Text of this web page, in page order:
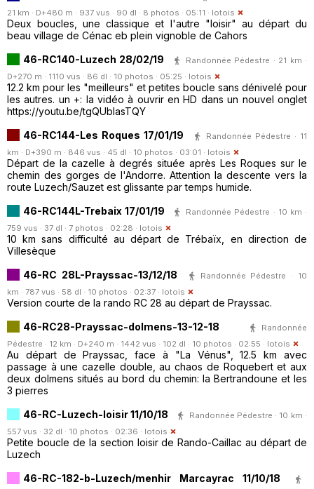
21 km · D+480 m · 937 vus · 90 dl · 8 photos · 05:11 · lotois
Deux boucles, une classique et l'autre "loisir" au départ du
beau village de Cénac eb plein vignoble de Cahors
46-RC140-Luzech 28/02/19
Randonnée Pédestre · 21 km ·
D+270 m · 1110 vus · 86 dl · 10 photos · 05:25 · lotois
12.2 km pour les "meilleurs" et petites boucle sans dénivelé pour
les autres. un +: la vidéo à ouvrir en HD dans un nouvel onglet
https://youtu.be/tgQUbIasTQY
46-RC144-Les Roques 17/01/19
Randonnée Pédestre · 11
km · D+390 m · 846 vus · 45 dl · 10 photos · 03:01 · lotois
Départ de la cazelle à degrés située après Les Roques sur le
chemin des gorges de l'Andorre. Attention la descente vers la
route Luzech/Sauzet est glissante par temps humide.
46-RC144L-Trebaix 17/01/19
Randonnée Pédestre · 10 km ·
759 vus · 37 dl · 7 photos · 02:28 · lotois
10 km sans difficulté au départ de Trébaïx, en direction de
Villesèque
46-RC 28L-Prayssac-13/12/18
Randonnée Pédestre · 10
km · 787 vus · 58 dl · 10 photos · 02:37 · lotois
Version courte de la rando RC 28 au départ de Prayssac.
46-RC28-Prayssac-dolmens-13-12-18
Randonnée
Pédestre · 12 km · D+240 m · 1442 vus · 102 dl · 10 photos · 02:55 · lotois
Au départ de Prayssac, face à "La Vénus", 12.5 km avec
passage à une cazelle double, au chaos de Roquebert et aux
deux dolmens situés au bord du chemin: la Bertrandoune et les
3 pierres
46-RC-Luzech-loisir 11/10/18
Randonnée Pédestre · 10 km ·
557 vus · 32 dl · 10 photos · 02:36 · lotois
Petite boucle de la section loisir de Rando-Caillac au départ de
Luzech
46-RC-182-b-Luzech/menhir Marcayrac 11/10/18